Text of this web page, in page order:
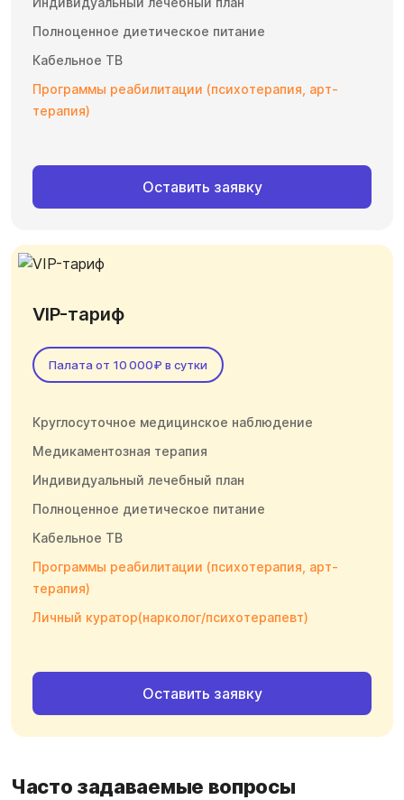
Полноценное диетическое питание
Кабельное ТВ
Программы реабилитации (психотерапия, арт-
терапия)
Оставить заявку
VIP-тариф
Палата от 10 000₽ в сутки
Круглосуточное медицинское наблюдение
Медикаментозная терапия
Индивидуальный лечебный план
Полноценное диетическое питание
Кабельное ТВ
Программы реабилитации (психотерапия, арт-
терапия)
Личный куратор(нарколог/психотерапевт)
Оставить заявку
Часто задаваемые вопросы